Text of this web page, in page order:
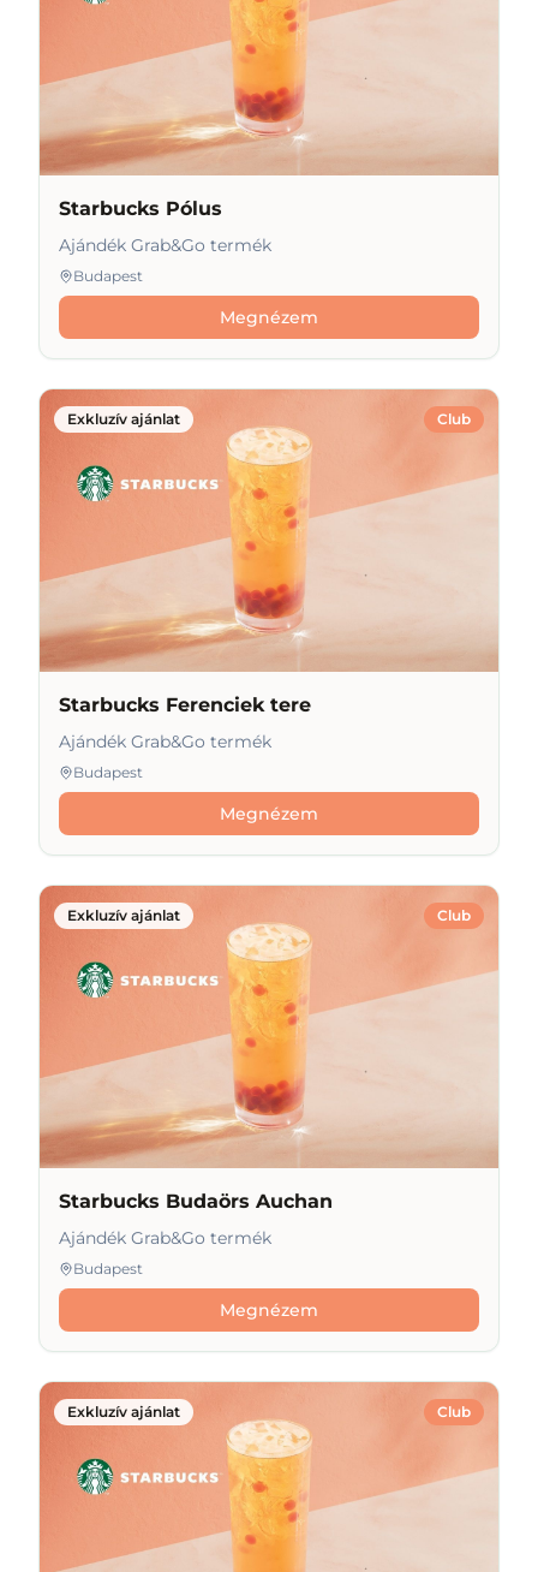
Starbucks Pólus
Ajándék Grab&Go termék
Budapest
Megnézem
Club
Exkluzív ajánlat
Starbucks Ferenciek tere
Ajándék Grab&Go termék
Budapest
Megnézem
Club
Exkluzív ajánlat
Starbucks Budaörs Auchan
Ajándék Grab&Go termék
Budapest
Megnézem
Club
Exkluzív ajánlat